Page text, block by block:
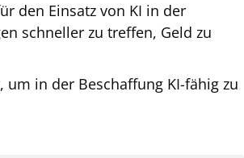
den Einsatz von KI in der
schneller zu treffen, Geld zu
um in der Beschaffung KI-fähig zu